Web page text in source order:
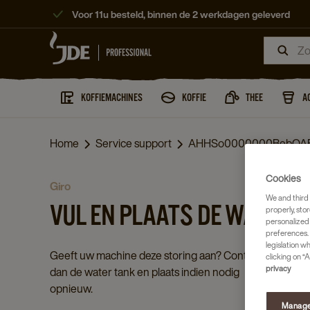
Voor 11u besteld, binnen de 2 werkdagen geleverd
KOFFIEMACHINES KOFFIE THEE
Home Service support
giro
VUL EN PLAATS DE
Geeft uw machine deze storing aan? Controleer
dan de water tank en plaats indien nodig
opnieuw.
Cookies
We and
properly,
legislation
clicking on
privacy